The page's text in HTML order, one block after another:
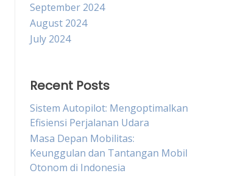
September 2024
August 2024
July 2024
Recent Posts
Sistem Autopilot: Mengoptimalkan
Efisiensi Perjalanan Udara
Masa Depan Mobilitas:
Keunggulan dan Tantangan Mobil
Otonom di Indonesia